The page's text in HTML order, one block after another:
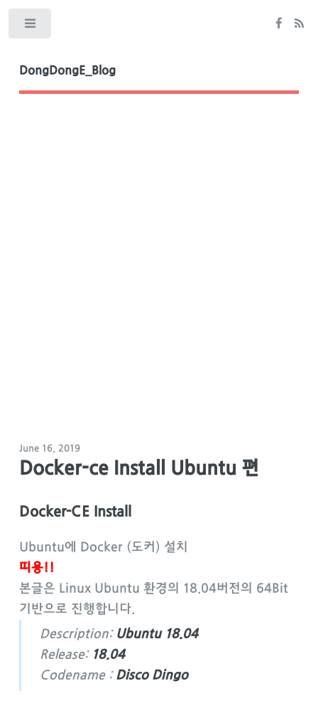
DongDongE_Blog
June 16, 2019
Docker-ce Install Ubuntu 편
Docker-CE Install
Ubuntu에 Docker (도커) 설치
띠용!!
본글은 Linux Ubuntu 환경의 18.04버전의 64Bit
기반으로 진행합니다.
Description: Ubuntu 18.04
Release: 18.04
Codename : Disco Dingo